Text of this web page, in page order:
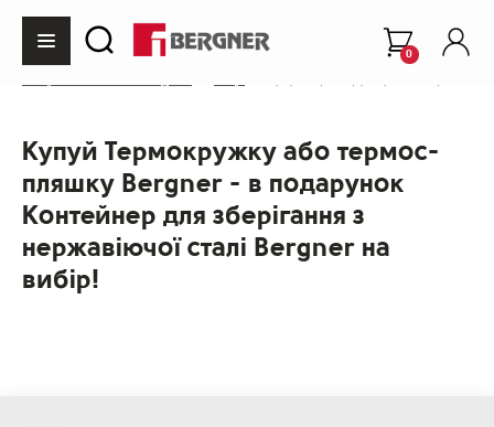
0
Купуй Термокружку або термос-
пляшку Bergner - в подарунок
Контейнер для зберігання з
нержавіючої сталі Bergner на
вибір!